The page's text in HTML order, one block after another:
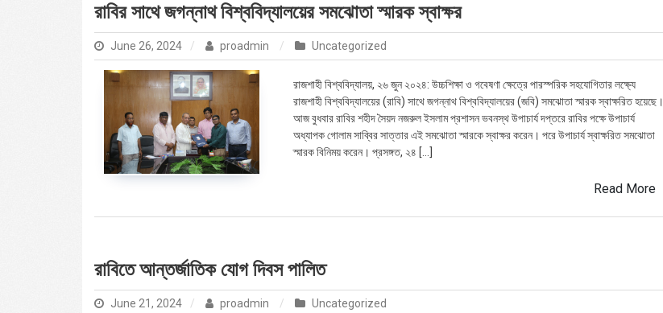
রাবির সাথে জগন্নাথ বিশ্ববিদ্যালয়ের সমঝোতা স্মারক স্বাক্ষর
June 26, 2024 proadmin Uncategorized
রাজশাহী বিশ্ববিদ্যালয়, ২৬ জুন ২০২৪: উচ্চশিক্ষা ও গবেষণা ক্ষেত্রে পারস্পরিক সহযোগিতার লক্ষ্যে
রাজশাহী বিশ্ববিদ্যালয়ের (রাবি) সাথে জগন্নাথ বিশ্ববিদ্যালয়ের (জবি) সমঝোতা স্মারক স্বাক্ষরিত হয়েছে।
আজ বুধবার রাবির শহীদ সৈয়দ নজরুল ইসলাম প্রশাসন ভবনস্থ উপাচার্য দপ্তরে রাবির পক্ষে উপাচার্য
অধ্যাপক গোলাম সাব্বির সাত্তার এই সমঝোতা স্মারকে স্বাক্ষর করেন। পরে উপাচার্য স্বাক্ষরিত সমঝোতা
স্মারক বিনিময় করেন। প্রসঙ্গত, ২৪ […]
Read More
রাবিতে আন্তর্জাতিক যোগ দিবস পালিত
June 21, 2024 proadmin Uncategorized